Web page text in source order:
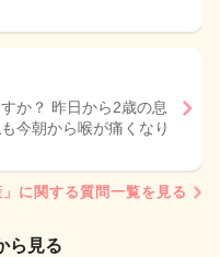
か？ 昨日から2歳の息
今朝から喉が痛くなり
」に関する質問一覧を見る
ら見る